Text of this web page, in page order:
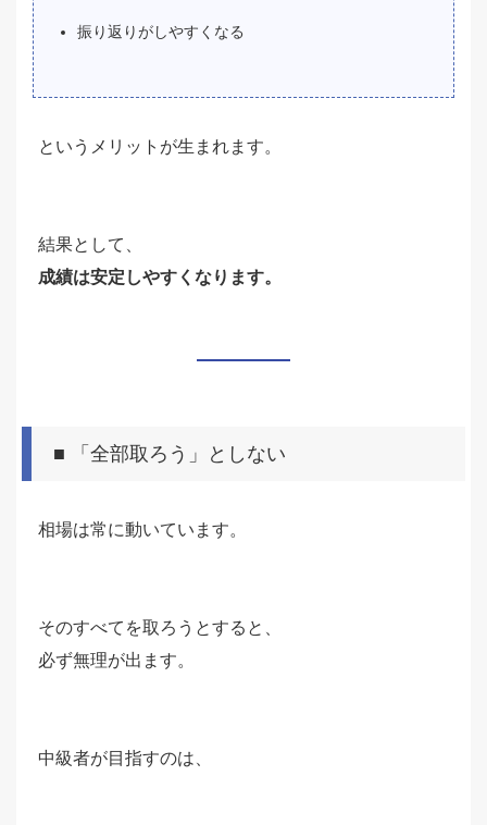
振り返りがしやすくなる
というメリットが生まれます。
結果として、
成績は安定しやすくなります。
■ 「全部取ろう」としない
相場は常に動いています。
そのすべてを取ろうとすると、
必ず無理が出ます。
中級者が目指すのは、